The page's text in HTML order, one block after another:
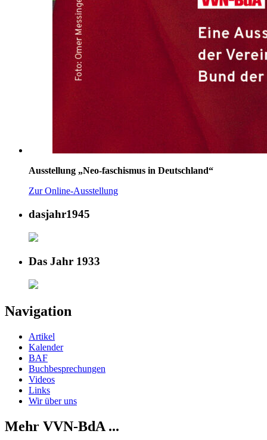
Ausstellung „Neo-faschismus in Deutschland“
Zur Online-Ausstellung
dasjahr1945
Das Jahr 1933
Navigation
Artikel
Kalender
BAF
Buchbesprechungen
Videos
Links
Wir über uns
Mehr VVN-BdA ...